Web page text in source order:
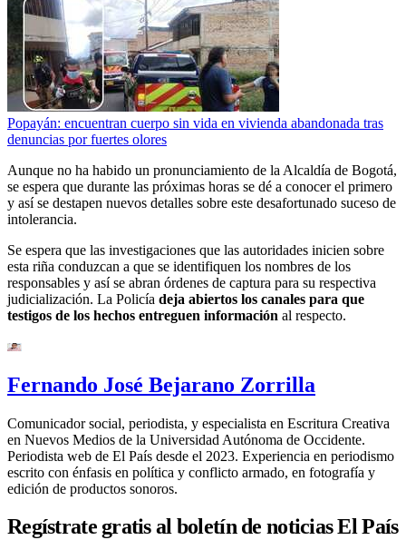
Popayán: encuentran cuerpo sin vida en vivienda abandonada tras
denuncias por fuertes olores
Aunque no ha habido un pronunciamiento de la Alcaldía de Bogotá,
se espera que durante las próximas horas se dé a conocer el primero
y así se destapen nuevos detalles sobre este desafortunado suceso de
intolerancia.
Se espera que las investigaciones que las autoridades inicien sobre
esta riña conduzcan a que se identifiquen los nombres de los
responsables y así se abran órdenes de captura para su respectiva
judicialización. La Policía deja abiertos los canales para que
testigos de los hechos entreguen información al respecto.
Fernando José Bejarano Zorrilla
Comunicador social, periodista, y especialista en Escritura Creativa
en Nuevos Medios de la Universidad Autónoma de Occidente.
Periodista web de El País desde el 2023. Experiencia en periodismo
escrito con énfasis en política y conflicto armado, en fotografía y
edición de productos sonoros.
Regístrate gratis al boletín de noticias El País